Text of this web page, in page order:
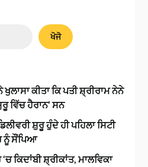
ਖੋਜੋ
ਖੁਲਾਸਾ ਕੀਤਾ ਕਿ ਪਤੀ ਸ਼੍ਰੀਰਾਮ ਨੇਨੇ
ਵਿੱਚ ਹੈਰਾਨ’ ਸਨ
ਸ਼ੁਰੂ ਹੁੰਦੇ ਹੀ ਪਹਿਲਾ ਸਿਟੀ
ਨੂੰ ਸੌਂਪਿਆ
ਕਿਦਾਂਬੀ ਸ਼੍ਰੀਕਾਂਤ, ਮਾਲਵਿਕਾ